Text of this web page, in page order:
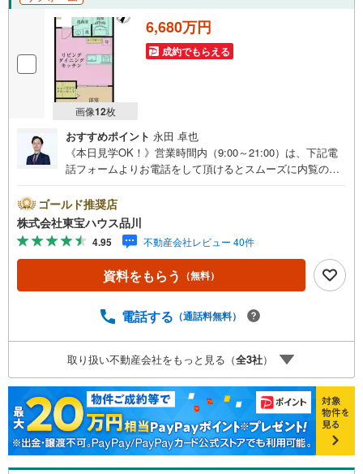
ち合わせなど、ご希望をお伝えください。ご希望条件をお
伝え頂けましたら、ご見学希望物件以外の資料も用意して
参ります。もちろん他の物件も併せてご案内させていただ
きます。
画像12枚
6,680万円
成約でもらえる
おすすめポイント 永田 卓也
《本日見学OK！》営業時間内（9:00～21:00）は、下記電
話フォームよりお電話をして頂けるとスムーズに内覧のご
hoo！ 不動産キャンペーン対象店舗】当店で物件を成約す
るとPayPayボーナスライトがもらえる「Yahoo！ 不動産
物件ご成約キャンペーン」の対象になります。「資料をも
らう」「見学予約をする」ボタンからお問い合わせくださ
い。※必ずYahoo！ JAPAN IDでログインしてください。※P
ayPayボーナスライトは出金と譲渡はできません。ご案
問い合わせも常時受け付けております！お気軽にお問い合
ゴールド推奨店
株式会社東宝ハウス品川
4.95 不動産会社レビュー 40件
資料をもらう （無料）
電話する （通話料無料）
取り扱い不動産会社をもっと見る（全3社）